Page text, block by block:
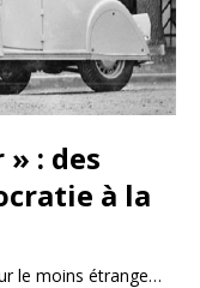
: des
à la
le moins étrange…